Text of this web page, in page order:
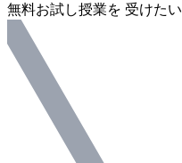
無料お試し授業を 受けたい